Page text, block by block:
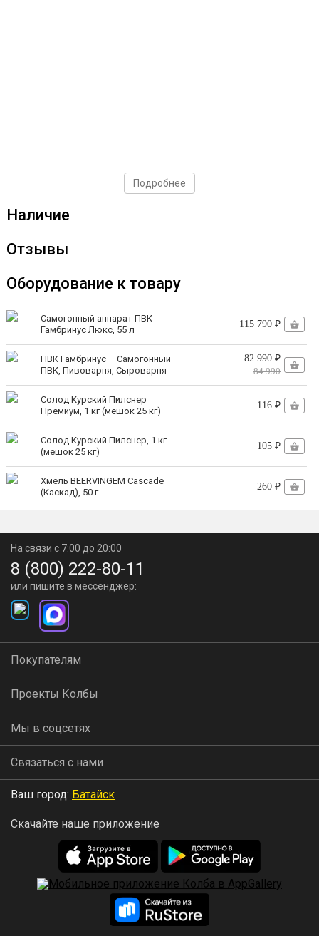
Подробнее
Наличие
Отзывы
Оборудование к товару
Самогонный аппарат ПВК
Гамбринус Люкс, 55 л
115 790 ₽
ПВК Гамбринус – Самогонный
ПВК, Пивоварня, Сыроварня
82 990 ₽
84 990
Солод Курский Пилснер
Премиум, 1 кг (мешок 25 кг)
116 ₽
Солод Курский Пилснер, 1 кг
(мешок 25 кг)
105 ₽
Хмель BEERVINGEM Cascade
(Каскад), 50 г
260 ₽
На связи с 7:00 до 20:00
8 (800) 222-80-11
или пишите в мессенджер:
Покупателям
Проекты Колбы
Мы в соцсетях
Связаться с нами
Ваш город: Батайск
Скачайте наше приложение